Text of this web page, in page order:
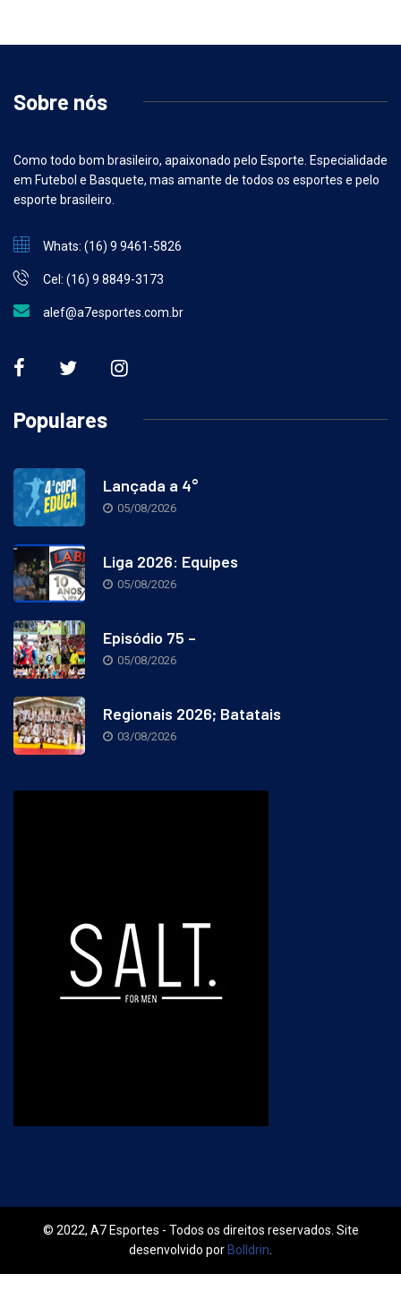
Sobre nós
Como todo bom brasileiro, apaixonado pelo Esporte. Especialidade
em Futebol e Basquete, mas amante de todos os esportes e pelo
esporte brasileiro.
Whats: (16) 9 9461-5826
Cel: (16) 9 8849-3173
alef@a7esportes.com.br
Populares
Lançada a 4°
05/08/2026
Liga 2026: Equipes
05/08/2026
Episódio 75 –
05/08/2026
Regionais 2026; Batatais
03/08/2026
© 2022, A7 Esportes - Todos os direitos reservados. Site
desenvolvido por Bolldrin.